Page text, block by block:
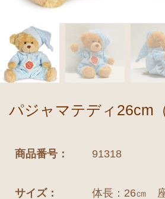
パジャマテディ26cm
商品番号： 91318
サイズ： 体長：26㎝